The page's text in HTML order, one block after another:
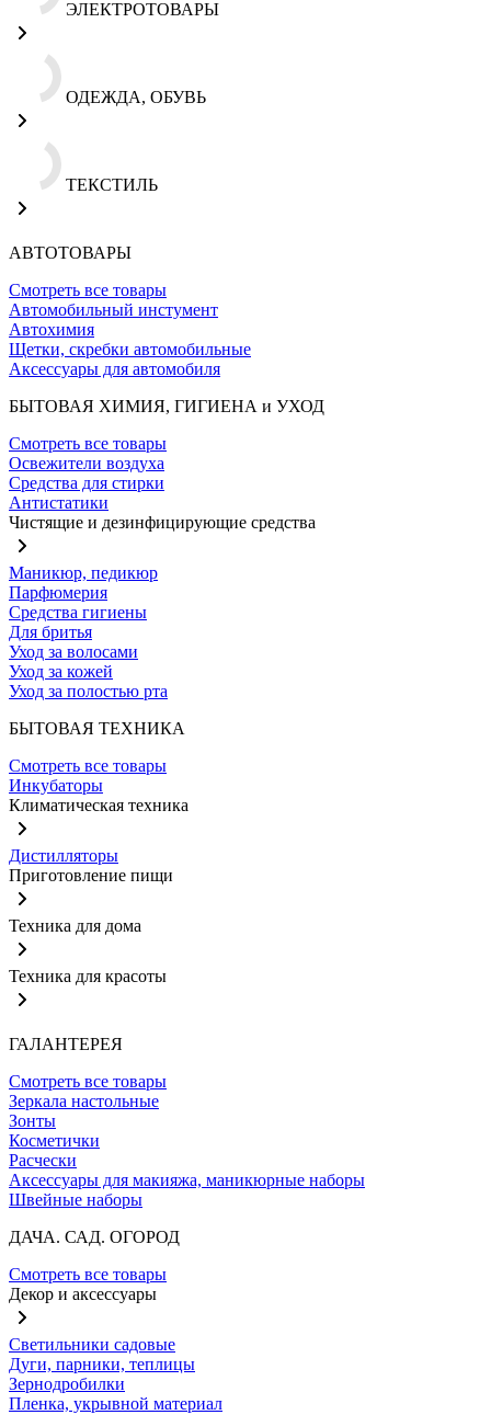
ЭЛЕКТРОТОВАРЫ
ОДЕЖДА, ОБУВЬ
ТЕКСТИЛЬ
АВТОТОВАРЫ
Смотреть все товары
Автомобильный инстумент
Автохимия
Щетки, скребки автомобильные
Аксессуары для автомобиля
БЫТОВАЯ ХИМИЯ, ГИГИЕНА и УХОД
Смотреть все товары
Освежители воздуха
Средства для стирки
Антистатики
Чистящие и дезинфицирующие средства
Маникюр, педикюр
Парфюмерия
Средства гигиены
Для бритья
Уход за волосами
Уход за кожей
Уход за полостью рта
БЫТОВАЯ ТЕХНИКА
Смотреть все товары
Инкубаторы
Климатическая техника
Дистилляторы
Приготовление пищи
Техника для дома
Техника для красоты
ГАЛАНТЕРЕЯ
Смотреть все товары
Зеркала настольные
Зонты
Косметички
Расчески
Аксессуары для макияжа, маникюрные наборы
Швейные наборы
ДАЧА. САД. ОГОРОД
Смотреть все товары
Декор и аксессуары
Светильники садовые
Дуги, парники, теплицы
Зернодробилки
Пленка, укрывной материал